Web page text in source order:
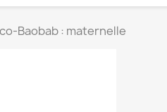
Baobab : maternelle